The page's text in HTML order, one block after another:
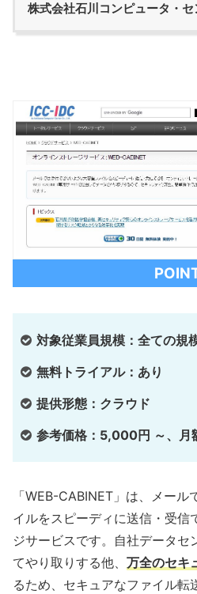
株式会社石川コンピュータ・セ
対象従業員規模：全ての規
無料トライアル：あり
提供形態：クラウド
参考価格：5,000円 ～、月
「WEB-CABINET」は、メー
イルをスピーディに送信・受信
ジサービスです。自社データセ
てやり取りする他、 万全のセキ
るため、セキュアなファイル転